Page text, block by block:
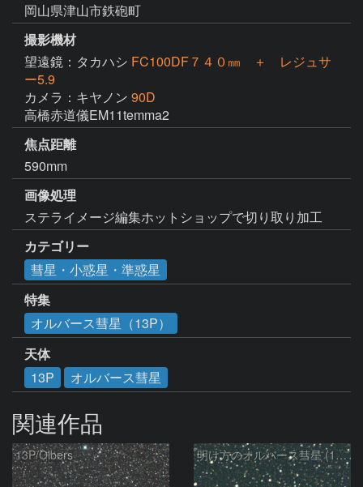
岡山県津山市鉄砲町
撮影機材
望遠鏡：タカハシ FC100DF７４０㎜ ＋ レジュサ
ー5.9
カメラ：キヤノン 90D
高橋赤道儀EM11temma2
焦点距離
590mm
画像処理
ステライメージ編集ホットショップで切り取り加工
カテゴリー
彗星・小惑星・準惑星
特集
オルバース彗星（13P）
天体
13P
オルバース彗星
関連作品
13P/Olbers 明け方のオルバース彗星 (13P)：2025/03/20